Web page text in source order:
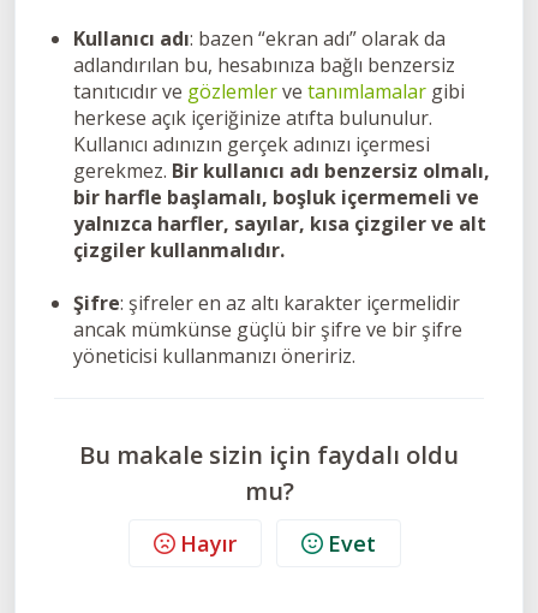
Kullanıcı adı: bazen “ekran adı” olarak da
adlandırılan bu, hesabınıza bağlı benzersiz
tanıtıcıdır ve gözlemlerve tanımlamalar gibi
herkese açık içeriğinize atıfta bulunulur.
Kullanıcı adınızın gerçek adınızı içermesi
gerekmez. Bir kullanıcı adı benzersiz olmalı,
bir harfle başlamalı, boşluk içermemeli ve
yalnızca harfler, sayılar, kısa çizgiler ve alt
çizgiler kullanmalıdır.
Şifre: şifreler en az altı karakter içermelidir
ancak mümkünse güçlü bir şifre ve bir şifre
yöneticisi kullanmanızı öneririz.
Bu makale sizin için faydalı oldu
mu?
Hayır Evet